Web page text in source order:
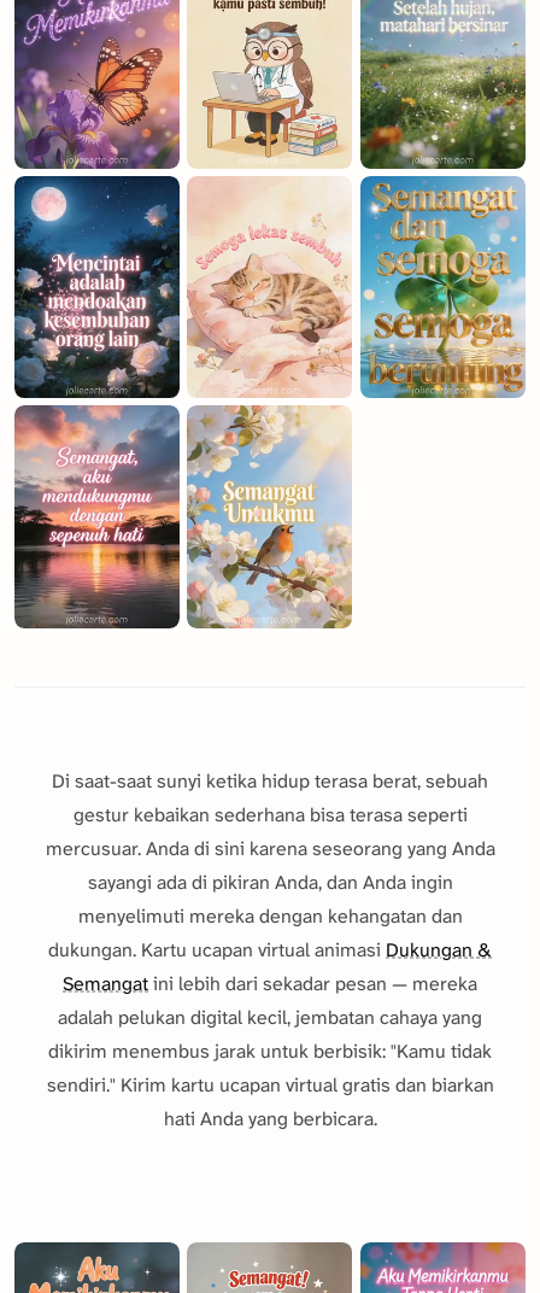
Di saat-saat sunyi ketika hidup terasa berat, sebuah
gestur kebaikan sederhana bisa terasa seperti
mercusuar. Anda di sini karena seseorang yang Anda
sayangi ada di pikiran Anda, dan Anda ingin
menyelimuti mereka dengan kehangatan dan
dukungan. Kartu ucapan virtual animasi Dukungan &
Semangatini lebih dari sekadar pesan — mereka
adalah pelukan digital kecil, jembatan cahaya yang
dikirim menembus jarak untuk berbisik: "Kamu tidak
sendiri." Kirim kartu ucapan virtual gratis dan biarkan
hati Anda yang berbicara.